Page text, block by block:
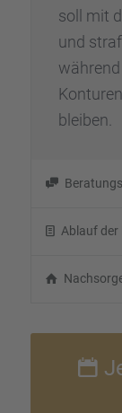
soll mit
und
bleiben.
Ablauf der